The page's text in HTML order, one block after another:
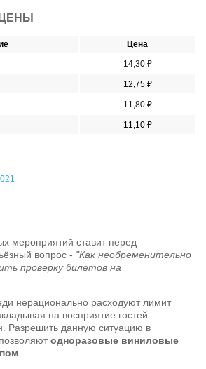
Цена
14,30 ₽
12,75 ₽
11,80 ₽
11,10 ₽
мероприятий ставит перед
вопрос - "Как необременительно
проверку билетов на
нерационально расходуют лимит
на восприятие гостей
Разрешить данную ситуацию в
одноразовые виниловые
.